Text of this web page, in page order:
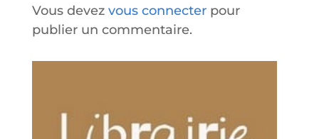
Vous devez vous connecterpour
publier un commentaire.